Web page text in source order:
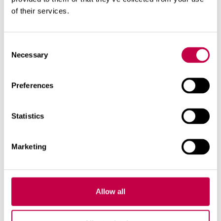
of their services.
Selection
Necessary
Preferences
Statistics
Marketing
Allow all
Betoniset tuikkukipot
askartelu
Aiheeseen liittyviä artikkeleita